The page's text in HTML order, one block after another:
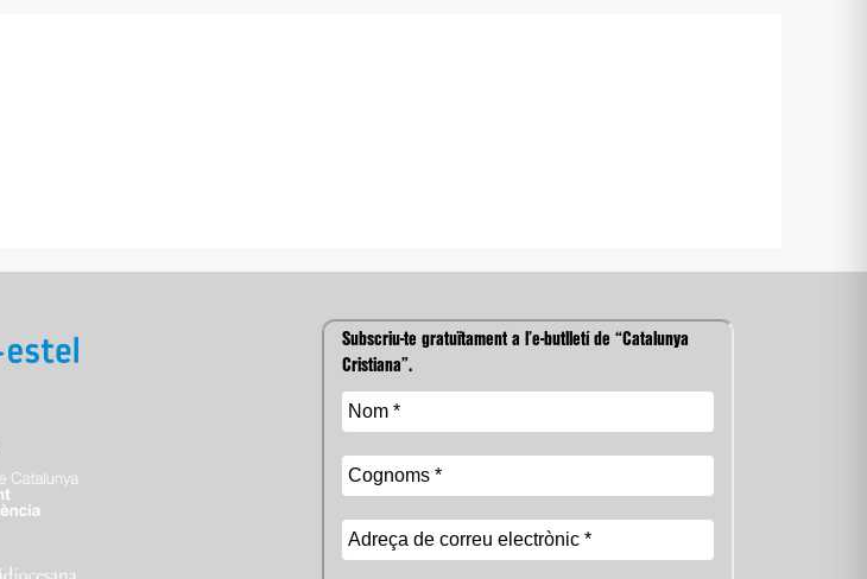
Subscriu-te gratuïtament a l’e-butlletí de “Catalunya
Cristiana”.